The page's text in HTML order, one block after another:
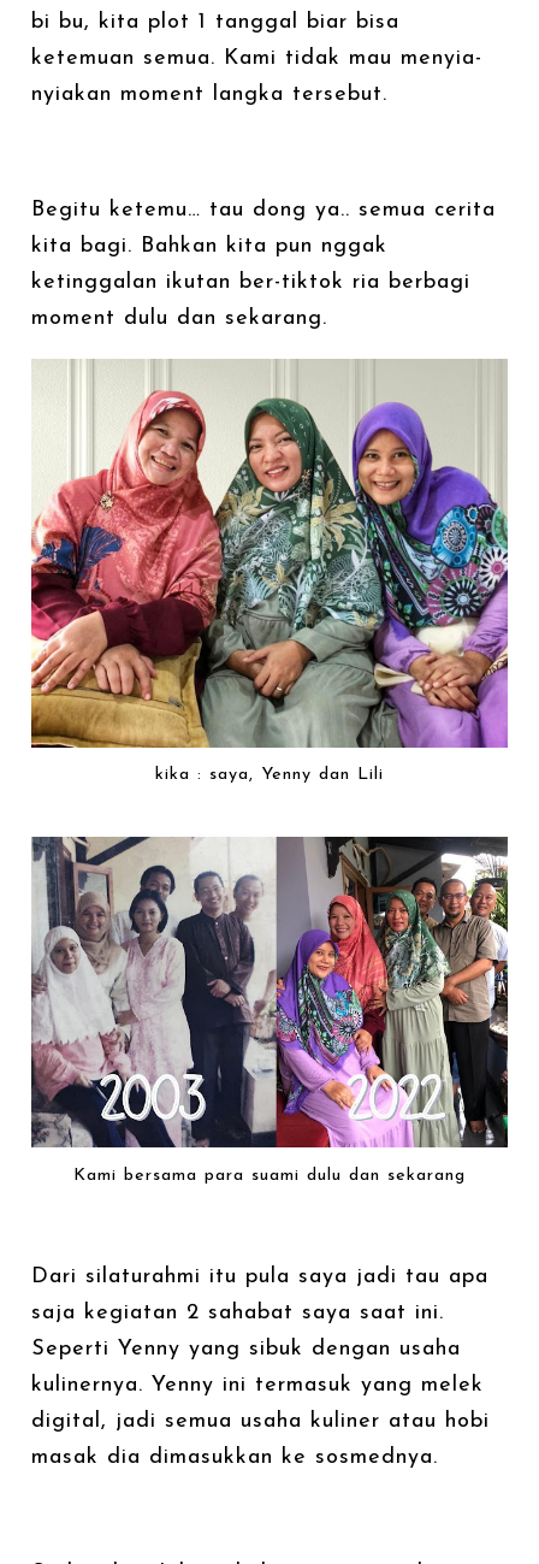
bi bu, kita plot 1 tanggal biar bisa
ketemuan semua. Kami tidak mau menyia-
nyiakan moment langka tersebut.
Begitu ketemu… tau dong ya.. semua cerita
kita bagi. Bahkan kita pun nggak
ketinggalan ikutan ber-tiktok ria berbagi
moment dulu dan sekarang.
kika : saya, Yenny dan Lili
Kami bersama para suami dulu dan sekarang
Dari silaturahmi itu pula saya jadi tau apa
saja kegiatan 2 sahabat saya saat ini.
Seperti Yenny yang sibuk dengan usaha
kulinernya. Yenny ini termasuk yang melek
digital, jadi semua usaha kuliner atau hobi
masak dia dimasukkan ke sosmednya.